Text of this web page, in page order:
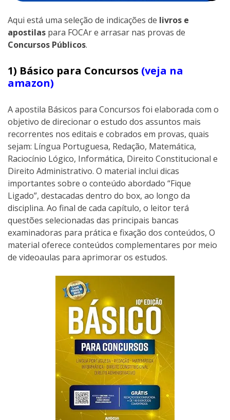
Aqui está uma seleção de indicações de livros e
apostilas para FOCAr e arrasar nas provas de
Concursos Públicos.
1) Básico para Concursos (veja na
amazon)
A apostila Básicos para Concursos foi elaborada com o
objetivo de direcionar o estudo dos assuntos mais
recorrentes nos editais e cobrados em provas, quais
sejam: Língua Portuguesa, Redação, Matemática,
Raciocínio Lógico, Informática, Direito Constitucional e
Direito Administrativo. O material inclui dicas
importantes sobre o conteúdo abordado “Fique
Ligado”, destacadas dentro do box, ao longo da
disciplina. Ao final de cada capítulo, o leitor terá
questões selecionadas das principais bancas
examinadoras para prática e fixação dos conteúdos, O
material oferece conteúdos complementares por meio
de videoaulas para aprimorar os estudos.